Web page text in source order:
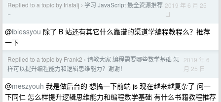
Replied to a topic by tristalj › 学习 JavaScript 最全资源推荐
~
2019 年 6 月 25
日
@iblessyou 除了 B 站还有其它什么靠谱的渠道学编程教程么？推荐
一下
Replied to a topic by Frank2 › 请教大家 编程需要哪些数学基础 怎
样可以提升编程能力和逻辑思维能力？谢谢！
2019 年 6
月 25 日
@meszyouh 我是做后台的 想搞一下前端 js 现在越来越复杂了 问一
下同仁 怎么样提升逻辑思维能力和编程数学基础 有什么书籍教程推荐